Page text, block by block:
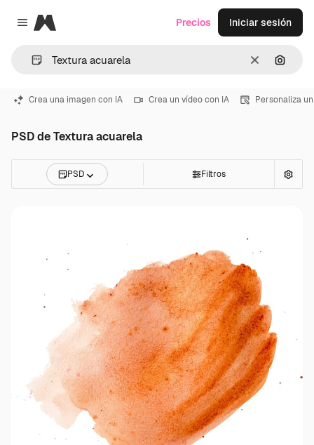
Close menu
Magnific
Borrar
Precios Iniciar sesión
Crea una imagen con IA Crea un vídeo con IA Personaliza
PSD de Textura acuarela
PSD Filtros